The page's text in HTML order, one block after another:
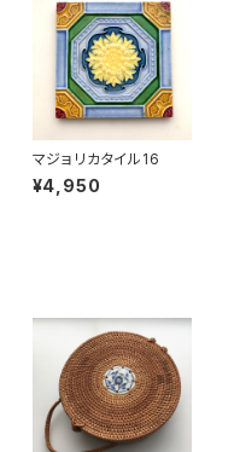
マジョリカタイル16
¥4,950